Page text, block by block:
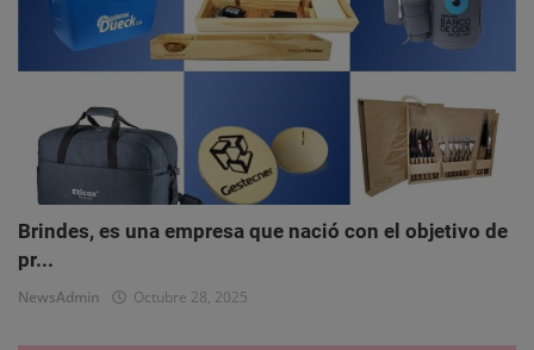
Brindes, es una empresa que nació con el objetivo de
pr...
NewsAdmin Octubre 28, 2025